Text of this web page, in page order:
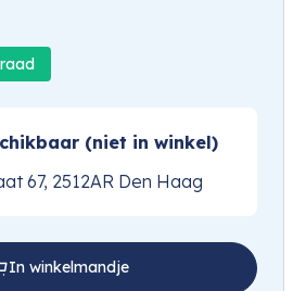
(niet in winkel)
67, 2512AR Den Haag
In winkelmandje